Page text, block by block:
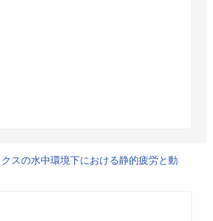
スの水中環境下における静的疲労と動